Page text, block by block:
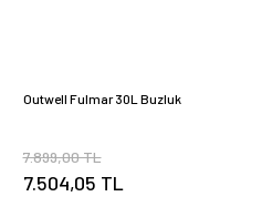
Outwell Fulmar 30L Buzluk
7.899,00 TL
7.504,05 TL